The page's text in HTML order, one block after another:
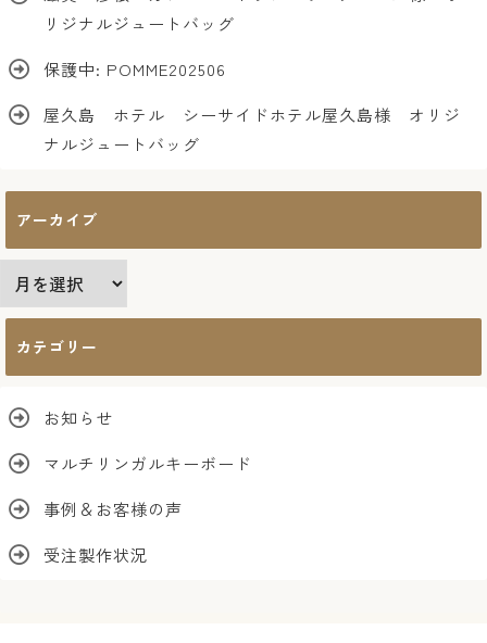
リジナルジュートバッグ
保護中: POMME202506
屋久島 ホテル シーサイドホテル屋久島様 オリジ
ナルジュートバッグ
アーカイブ
ー
カ
ブ
カテゴリー
お知らせ
マルチリンガルキーボード
事例＆お客様の声
受注製作状況